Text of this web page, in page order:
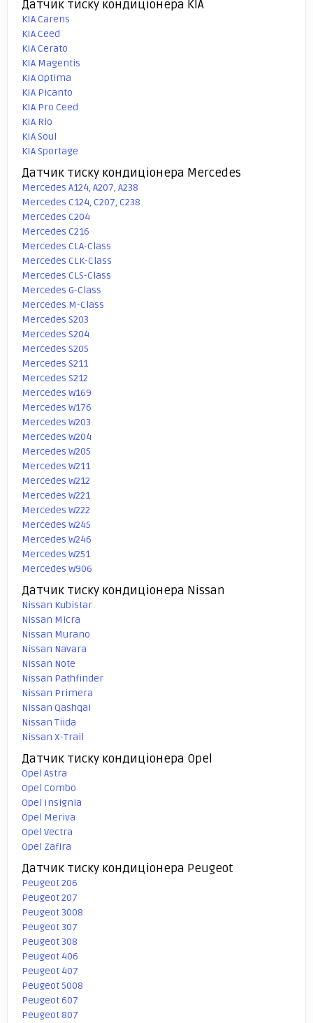
Датчик тиску кондиціонера KIA
KIA Carens
KIA Ceed
KIA Cerato
KIA Magentis
KIA Optima
KIA Picanto
KIA Pro Ceed
KIA Rio
KIA Soul
KIA Sportage
Датчик тиску кондиціонера Mercedes
Mercedes A124, A207, A238
Mercedes C124, C207, C238
Mercedes C204
Mercedes C216
Mercedes CLA-Class
Mercedes CLK-Class
Mercedes CLS-Class
Mercedes G-Class
Mercedes M-Class
Mercedes S203
Mercedes S204
Mercedes S205
Mercedes S211
Mercedes S212
Mercedes W169
Mercedes W176
Mercedes W203
Mercedes W204
Mercedes W205
Mercedes W211
Mercedes W212
Mercedes W221
Mercedes W222
Mercedes W245
Mercedes W246
Mercedes W251
Mercedes W906
Датчик тиску кондиціонера Nissan
Nissan Kubistar
Nissan Micra
Nissan Murano
Nissan Navara
Nissan Note
Nissan Pathfinder
Nissan Primera
Nissan Qashqai
Nissan Tiida
Nissan X-Trail
Датчик тиску кондиціонера Opel
Opel Astra
Opel Combo
Opel Insignia
Opel Meriva
Opel Vectra
Opel Zafira
Датчик тиску кондиціонера Peugeot
Peugeot 206
Peugeot 207
Peugeot 3008
Peugeot 307
Peugeot 308
Peugeot 406
Peugeot 407
Peugeot 5008
Peugeot 607
Peugeot 807